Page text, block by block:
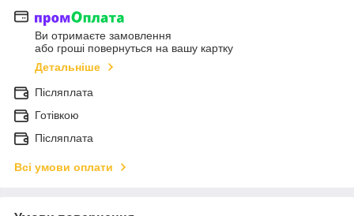
Ви отримаєте замовлення
або гроші повернуться на вашу картку
Детальніше
Післяплата
Готівкою
Післяплата
Всі умови оплати